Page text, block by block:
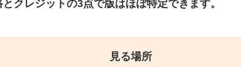
クレジットの3点で版はほぼ特定できます。
見る場所